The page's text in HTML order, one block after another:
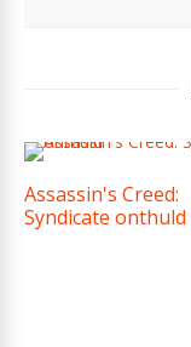
Assassin's Creed:
Syndicate onthuld